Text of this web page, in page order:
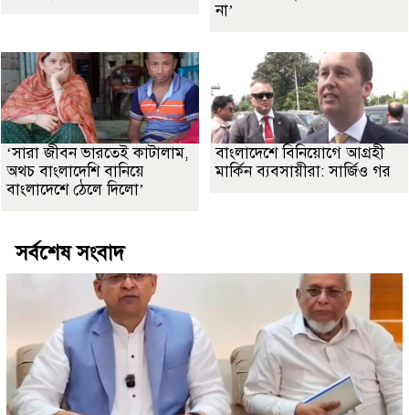
না’
‘সারা জীবন ভারতেই কাটালাম,
অথচ বাংলাদেশি বানিয়ে
বাংলাদেশে ঠেলে দিলো’
বাংলাদেশে বিনিয়োগে আগ্রহী
মার্কিন ব্যবসায়ীরা: সার্জিও গর
সর্বশেষ সংবাদ